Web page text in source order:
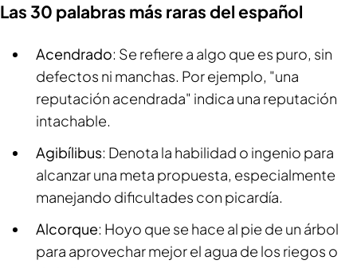
Las 30 palabras más raras del español
Acendrado: Se refiere a algo que es puro, sin
defectos ni manchas. Por ejemplo, "una
reputación acendrada" indica una reputación
intachable.
Agibílibus: Denota la habilidad o ingenio para
alcanzar una meta propuesta, especialmente
manejando dificultades con picardía.
Alcorque: Hoyo que se hace al pie de un árbol
para aprovechar mejor el agua de los riegos o